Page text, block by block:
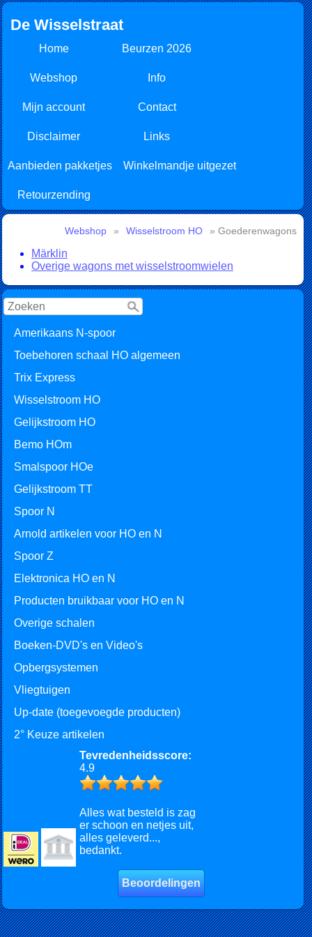
De Wisselstraat
Home Beurzen 2026
Webshop Info
Mijn account Contact
Disclaimer Links
Aanbieden pakketjes Winkelmandje uitgezet
Retourzending
Amerikaans N-spoor
Toebehoren schaal HO algemeen
Trix Express
Wisselstroom HO
Gelijkstroom HO
Bemo HOm
Smalspoor HOe
Gelijkstroom TT
Spoor N
Arnold artikelen voor HO en N
Spoor Z
Elektronica HO en N
Producten bruikbaar voor HO en N
Overige schalen
Boeken-DVD's en Video's
Opbergsystemen
Vliegtuigen
Up-date (toegevoegde producten)
2° Keuze artikelen
Tevredenheidsscore:
4.9
Alles wat besteld is zag
er schoon en netjes uit,
alles geleverd...,
bedankt.
Beoordelingen
Webshop » Wisselstroom HO » Goederenwagons
Märklin
Overige wagons met wisselstroomwielen